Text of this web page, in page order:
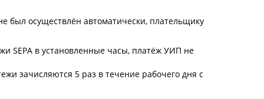
был осуществлён автоматически, плательщику
SEPA в установленные часы, платёж УИП не
зачисляются 5 раз в течение рабочего дня с